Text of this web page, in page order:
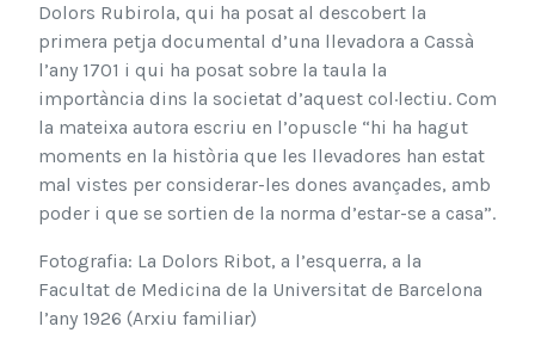
Dolors Rubirola, qui ha posat al descobert la
primera petja documental d’una llevadora a Cassà
l’any 1701 i qui ha posat sobre la taula la
importància dins la societat d’aquest col·lectiu. Com
la mateixa autora escriu en l’opuscle “hi ha hagut
moments en la història que les llevadores han estat
mal vistes per considerar-les dones avançades, amb
poder i que se sortien de la norma d’estar-se a casa”.
Fotografia: La Dolors Ribot, a l’esquerra, a la
Facultat de Medicina de la Universitat de Barcelona
l’any 1926 (Arxiu familiar)